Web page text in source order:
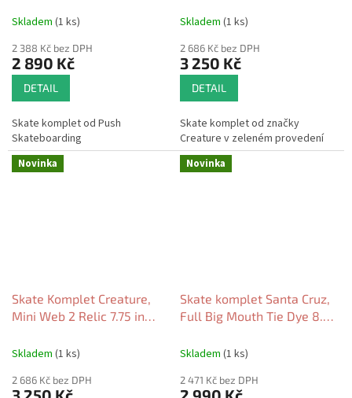
orange 2026
Skladem (1 ks)
2 388 Kč bez DPH
2 890 Kč
DETAIL
Skate komplet od Push
Skateboarding
Skladem (1 ks)
2 686 Kč bez DPH
3 250 Kč
DETAIL
Skate komplet od značky
Creature v zeleném provedení
Novinka
Skate Komplet Creature,
Mini Web 2 Relic 7.75 in
Skladem (1 ks)
2 686 Kč bez DPH
Novinka
Skate komplet Santa Cruz,
Full Big Mouth Tie Dye 8.0
Skladem (1 ks)
2 471 Kč bez DPH